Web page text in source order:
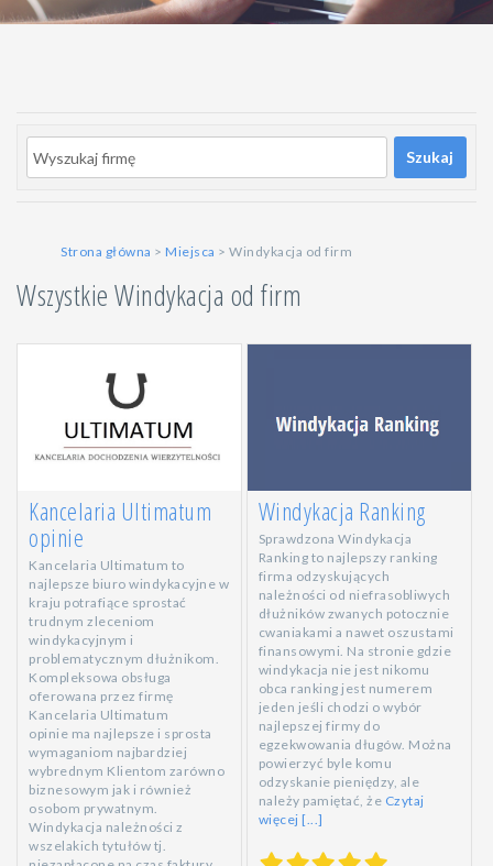
Szukaj
Strona główna > Miejsca > Windykacja od firm
Wszystkie Windykacja od firm
Kancelaria Ultimatum
opinie
Kancelaria Ultimatum to
najlepsze biuro windykacyjne w
kraju potrafiące sprostać
trudnym zleceniom
windykacyjnym i
problematycznym dłużnikom.
Kompleksowa obsługa
oferowana przez firmę
Kancelaria Ultimatum
opinie ma najlepsze i sprosta
wymaganiom najbardziej
wybrednym Klientom zarówno
biznesowym jak i również
osobom prywatnym.
Windykacja należności z
wszelakich tytułów tj.
Windykacja Ranking
Sprawdzona Windykacja
Ranking to najlepszy ranking
firma odzyskujących
należności od niefrasobliwych
dłużników zwanych potocznie
cwaniakami a nawet oszustami
finansowymi. Na stronie gdzie
windykacja nie jest nikomu
obca ranking jest numerem
jeden jeśli chodzi o wybór
najlepszej firmy do
egzekwowania długów. Można
powierzyć byle komu
odzyskanie pieniędzy, ale
należy pamiętać, że Czytaj
więcej [...]